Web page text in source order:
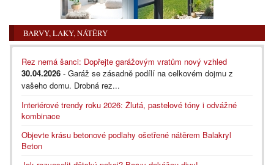
BARVY, LAKY, NÁTĚRY
Rez nemá šanci: Dopřejte garážovým vratům nový vzhled
30.04.2026 - Garáž se zásadně podílí na celkovém dojmu z
vašeho domu. Drobná rez...
Interiérové trendy roku 2026: Žlutá, pastelové tóny i odvážné
kombinace
Objevte krásu betonové podlahy ošetřené nátěrem Balakryl
Beton